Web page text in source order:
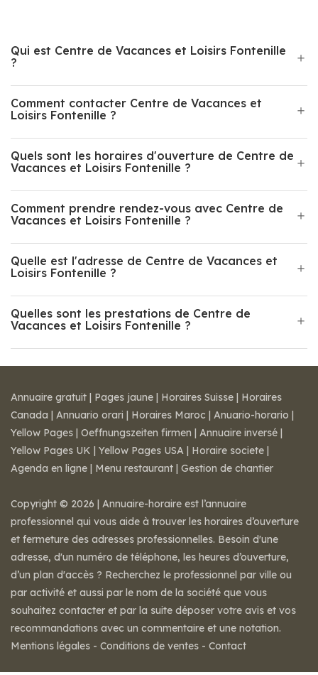
Qui est Centre de Vacances et Loisirs Fontenille
?
Comment contacter Centre de Vacances et
Loisirs Fontenille ?
Quels sont les horaires d'ouverture de Centre de
Vacances et Loisirs Fontenille ?
Comment prendre rendez-vous avec Centre de
Vacances et Loisirs Fontenille ?
Quelle est l'adresse de Centre de Vacances et
Loisirs Fontenille ?
Quelles sont les prestations de Centre de
Vacances et Loisirs Fontenille ?
Annuaire gratuit | Pages jaune | Horaires Suisse | Horaires
Canada | Annuario orari | Horaires Maroc | Anuario-horario |
Yellow Pages | Oeffnungszeiten firmen | Annuaire inversé |
Yellow Pages UK | Yellow Pages USA | Horaire societe |
Agenda en ligne | Menu restaurant | Gestion de chantier
Copyright © 2026 | Annuaire-horaire est l’annuaire
professionnel qui vous aide à trouver les horaires d’ouverture
et fermeture des adresses professionnelles. Besoin d'une
adresse, d'un numéro de téléphone, les heures d’ouverture,
d’un plan d'accès ? Recherchez le professionnel par ville ou
par activité et aussi par le nom de la société que vous
souhaitez contacter et par la suite déposer votre avis et vos
recommandations avec un commentaire et une notation.
Mentions légales - Conditions de ventes - Contact